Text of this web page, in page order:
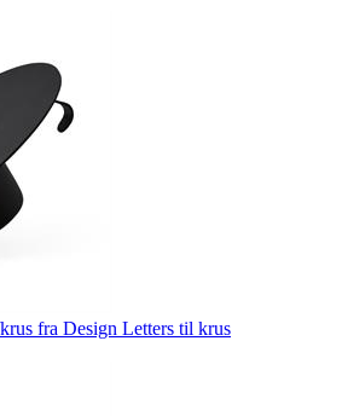
fra Design Letters til krus